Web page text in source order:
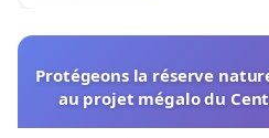
Protégeons la réserve
au projet mégalo du